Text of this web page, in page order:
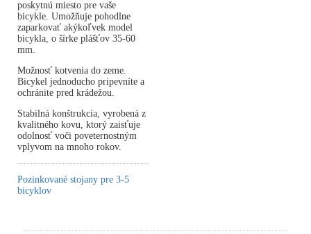
poskytnú miesto pre vaše
bicykle. Umožňuje pohodlne
zaparkovať akýkoľvek model
bicykla, o šírke plášťov 35-60
mm.
Možnosť kotvenia do zeme.
Bicykel jednoducho pripevníte a
ochránite pred krádežou.
Stabilná konštrukcia, vyrobená z
kvalitného kovu, ktorý zaisťuje
odolnosť voči poveternostným
vplyvom na mnoho rokov.
Pozinkované stojany pre 3-5
bicyklov